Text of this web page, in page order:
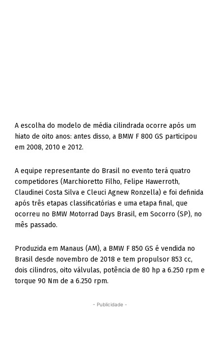
A escolha do modelo de média cilindrada ocorre após um
hiato de oito anos: antes disso, a BMW F 800 GS participou
em 2008, 2010 e 2012.
A equipe representante do Brasil no evento terá quatro
competidores (Marchioretto Filho, Felipe Hawerroth,
Claudinei Costa Silva e Cleuci Agnew Ronzella) e foi definida
após três etapas classificatórias e uma etapa final, que
ocorreu no BMW Motorrad Days Brasil, em Socorro (SP), no
mês passado.
Produzida em Manaus (AM), a BMW F 850 GS é vendida no
Brasil desde novembro de 2018 e tem propulsor 853 cc,
dois cilindros, oito válvulas, potência de 80 hp a 6.250 rpm e
torque 90 Nm de a 6.250 rpm.
- Publicidade -